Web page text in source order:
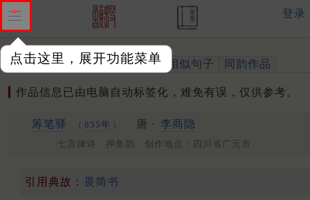
点击这里，展开功能菜单
登录
作品 标注四声 出处、引用 相似句子 同韵作品
作品信息已由电脑自动标签化，难免有误，仅供参考。
筹笔驿 （ 855年 ） 唐 · 李商隐
七言律诗 押鱼韵 创作地点：四川省广元市
引用典故： 畏简书